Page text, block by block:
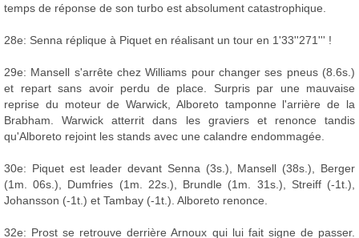
temps de réponse de son turbo est absolument catastrophique.
28e: Senna réplique à Piquet en réalisant un tour en 1'33''271''' !
29e: Mansell s'arrête chez Williams pour changer ses pneus (8.6s.)
et repart sans avoir perdu de place. Surpris par une mauvaise
reprise du moteur de Warwick, Alboreto tamponne l'arrière de la
Brabham. Warwick atterrit dans les graviers et renonce tandis
qu'Alboreto rejoint les stands avec une calandre endommagée.
30e: Piquet est leader devant Senna (3s.), Mansell (38s.), Berger
(1m. 06s.), Dumfries (1m. 22s.), Brundle (1m. 31s.), Streiff (-1t.),
Johansson (-1t.) et Tambay (-1t.). Alboreto renonce.
32e: Prost se retrouve derrière Arnoux qui lui fait signe de passer.